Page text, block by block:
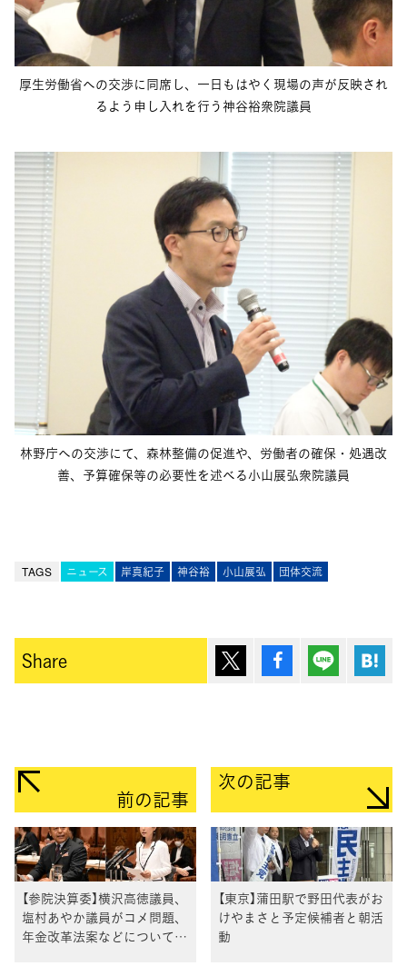
厚生労働省への交渉に同席し、一日もはやく現場の声が反映され
るよう申し入れを行う神谷裕衆院議員
林野庁への交渉にて、森林整備の促進や、労働者の確保・処遇改
善、予算確保等の必要性を述べる小山展弘衆院議員
TAGS ニュース 岸真紀子 神谷裕 小山展弘 団体交流
Share ポスト シェア Lineで送
前の記事
【参院決算委】横沢高徳議員、
塩村あやか議員がコメ問題、
年金改革法案などについて質
次の記事
【東京】蒲田駅で野田代表がお
けやまさと予定候補者と朝活
動